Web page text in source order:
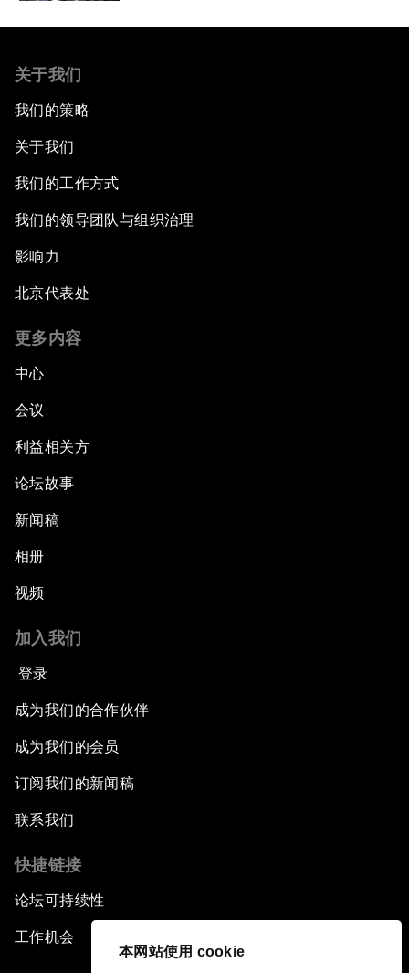
本网站使用 cookie
关于我们
我们的策略
关于我们
我们的工作方式
我们的领导团队与组织治理
影响力
北京代表处
更多内容
中心
会议
利益相关方
论坛故事
新闻稿
相册
视频
加入我们
登录
成为我们的合作伙伴
成为我们的会员
订阅我们的新闻稿
联系我们
快捷链接
论坛可持续性
工作机会